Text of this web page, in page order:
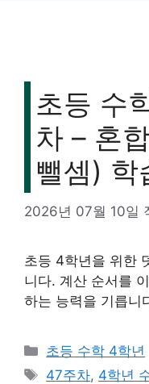
초등 수
차 – 혼
뺄셈) 학
2026년 07월 10일
초등 4학년을 위한
니다. 계산 순서를
하는 능력을 기릅니
카
테
초등 수학 4학년
태
47주차, 4학년